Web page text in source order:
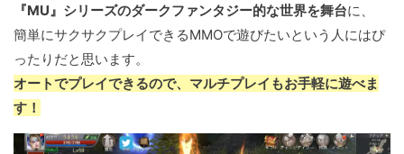
『MU』シリーズのダークファンタジー的な世界を舞台に、
簡単にサクサクプレイできるMMOで遊びたいという人にはぴ
ったりだと思います。
オートでプレイできるので、マルチプレイもお手軽に遊べま
す！